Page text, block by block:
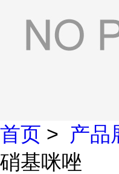
首页 > 产品
硝基咪唑